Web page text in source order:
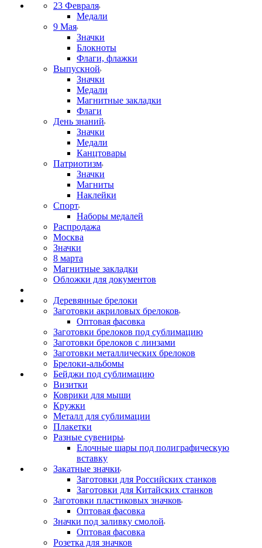
23 Февраля
Медали
9 Мая
Значки
Блокноты
Флаги, флажки
Выпускной
Значки
Медали
Магнитные закладки
Флаги
День знаний
Значки
Медали
Канцтовары
Патриотизм
Значки
Магниты
Наклейки
Спорт
Наборы медалей
Распродажа
Москва
Значки
8 марта
Магнитные закладки
Обложки для документов
Деревянные брелоки
Заготовки акриловых брелоков
Оптовая фасовка
Заготовки брелоков под сублимацию
Заготовки брелоков с линзами
Заготовки металлических брелоков
Брелоки-альбомы
Бейджи под сублимацию
Визитки
Коврики для мыши
Кружки
Металл для сублимации
Плакетки
Разные сувениры
Елочные шары под полиграфическую
вставку
Закатные значки
Заготовки для Российских станков
Заготовки для Китайских станков
Заготовки пластиковых значков
Оптовая фасовка
Значки под заливку смолой
Оптовая фасовка
Розетка для значков